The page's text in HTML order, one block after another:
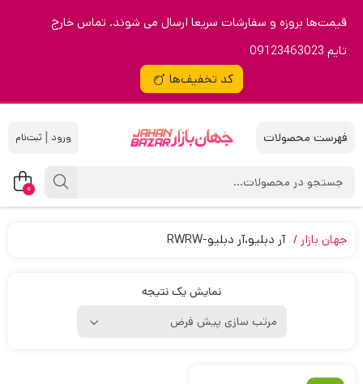
قیمت‌ها بروزه و سفارشات سریعا ارسال می شوند. تماس خارج
تایم 09123463023
کد تخفیف‌ها
|
0
جهان بازار آر دبلیو،آر دبلیو-RWRW
نمایش یک نتیجه